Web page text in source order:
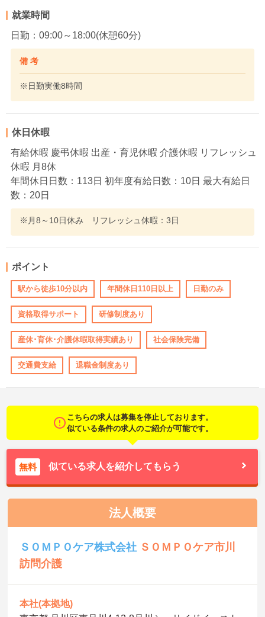
就業時間
日勤：09:00～18:00(休憩60分)
備 考
※日勤実働8時間
休日休暇
有給休暇 慶弔休暇 出産・育児休暇 介護休暇 リフレッシュ
休暇 月8休
年間休日日数：113日 初年度有給日数：10日 最大有給日
数：20日
※月8～10日休み リフレッシュ休暇：3日
ポイント
駅から徒歩10分以内 年間休日110日以上 日勤のみ
資格取得サポート 研修制度あり
産休･育休･介護休暇取得実績あり 社会保険完備
交通費支給 退職金制度あり
こちらの求人は募集を停止しております。
似ている条件の求人のご紹介が可能です。
無料 似ている求人を紹介してもらう
法人概要
ＳＯＭＰＯケア株式会社 ＳＯＭＰＯケア市川
訪問介護
本社(本拠地)